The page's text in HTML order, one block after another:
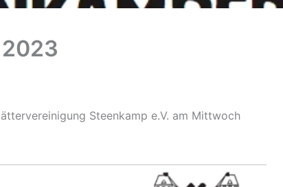
Steenkamp e.V. am Mittwoch